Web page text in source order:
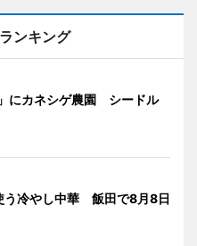
ンキング
にカネシゲ農園 シードル
う冷やし中華 飯田で8月8日